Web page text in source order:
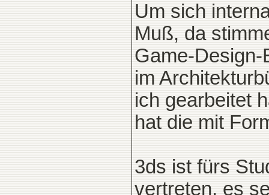
Um sich
Muß, da
Game-
im
ich gearbeitet
hat die mit
3ds ist fürs
vertreten, es